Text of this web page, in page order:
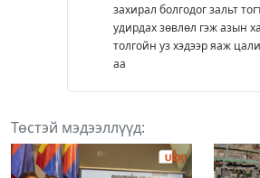
захирал болгодог зальт
удирдах зөвлөл гэж азын
толгойн уз хэдээр яаж
аа
Төстэй мэдээллүүд: